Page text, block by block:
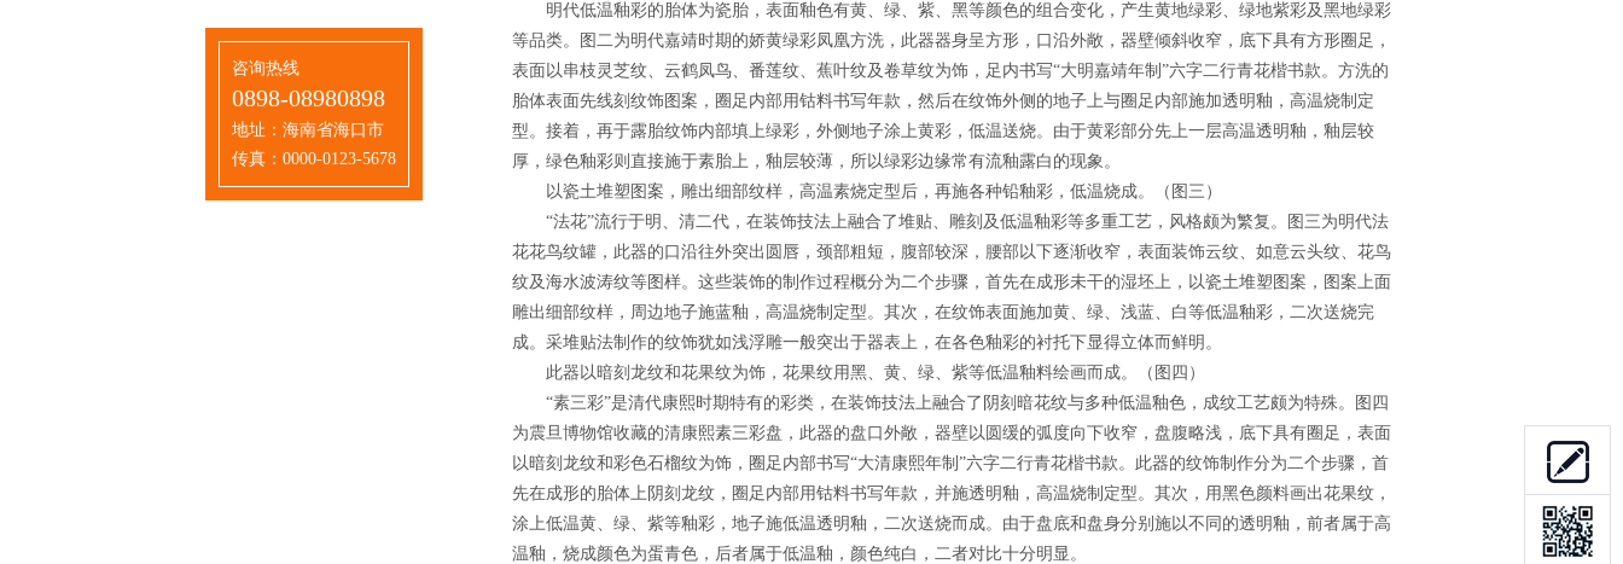
咨询热线
0898-08980898
地址：海南省海口市
传真：0000-0123-5678
明代低温釉彩的胎体为瓷胎，表面釉色有黄、绿、紫、黑等颜色的组合变化，产生黄地绿彩、绿地紫彩及黑地绿彩
等品类。图二为明代嘉靖时期的娇黄绿彩凤凰方洗，此器器身呈方形，口沿外敞，器壁倾斜收窄，底下具有方形圈足，
表面以串枝灵芝纹、云鹤凤鸟、番莲纹、蕉叶纹及卷草纹为饰，足内书写“大明嘉靖年制”六字二行青花楷书款。方洗的
胎体表面先线刻纹饰图案，圈足内部用钴料书写年款，然后在纹饰外侧的地子上与圈足内部施加透明釉，高温烧制定
型。接着，再于露胎纹饰内部填上绿彩，外侧地子涂上黄彩，低温送烧。由于黄彩部分先上一层高温透明釉，釉层较
厚，绿色釉彩则直接施于素胎上，釉层较薄，所以绿彩边缘常有流釉露白的现象。
以瓷土堆塑图案，雕出细部纹样，高温素烧定型后，再施各种铅釉彩，低温烧成。（图三）
“法花”流行于明、清二代，在装饰技法上融合了堆贴、雕刻及低温釉彩等多重工艺，风格颇为繁复。图三为明代法
花花鸟纹罐，此器的口沿往外突出圆唇，颈部粗短，腹部较深，腰部以下逐渐收窄，表面装饰云纹、如意云头纹、花鸟
纹及海水波涛纹等图样。这些装饰的制作过程概分为二个步骤，首先在成形未干的湿坯上，以瓷土堆塑图案，图案上面
雕出细部纹样，周边地子施蓝釉，高温烧制定型。其次，在纹饰表面施加黄、绿、浅蓝、白等低温釉彩，二次送烧完
成。采堆贴法制作的纹饰犹如浅浮雕一般突出于器表上，在各色釉彩的衬托下显得立体而鲜明。
此器以暗刻龙纹和花果纹为饰，花果纹用黑、黄、绿、紫等低温釉料绘画而成。（图四）
“素三彩”是清代康熙时期特有的彩类，在装饰技法上融合了阴刻暗花纹与多种低温釉色，成纹工艺颇为特殊。图四
为震旦博物馆收藏的清康熙素三彩盘，此器的盘口外敞，器壁以圆缓的弧度向下收窄，盘腹略浅，底下具有圈足，表面
以暗刻龙纹和彩色石榴纹为饰，圈足内部书写“大清康熙年制”六字二行青花楷书款。此器的纹饰制作分为二个步骤，首
先在成形的胎体上阴刻龙纹，圈足内部用钴料书写年款，并施透明釉，高温烧制定型。其次，用黑色颜料画出花果纹，
涂上低温黄、绿、紫等釉彩，地子施低温透明釉，二次送烧而成。由于盘底和盘身分别施以不同的透明釉，前者属于高
温釉，烧成颜色为蛋青色，后者属于低温釉，颜色纯白，二者对比十分明显。